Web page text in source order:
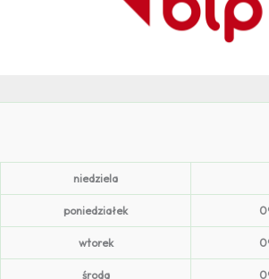
niedziela
poniedziałek
wtorek
środa